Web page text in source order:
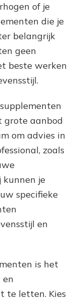
of je
die je
belangrijk
geen
beste werken
grote aanbod
om advies in
zoals
kunnen je
specifieke
en
is het
en
te letten. Kies